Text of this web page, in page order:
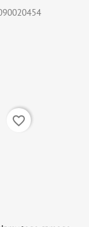
favorite_border